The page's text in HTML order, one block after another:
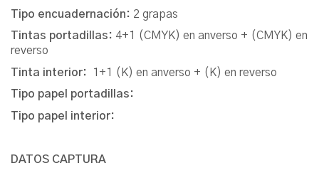
Tipo encuadernación: 2 grapas
Tintas portadillas: 4+1 (CMYK) en anverso + (CMYK) en
reverso
Tinta interior:
1+1 (K) en anverso + (K) en reverso
Tipo papel portadillas:
Tipo papel interior:
DATOS CAPTURA